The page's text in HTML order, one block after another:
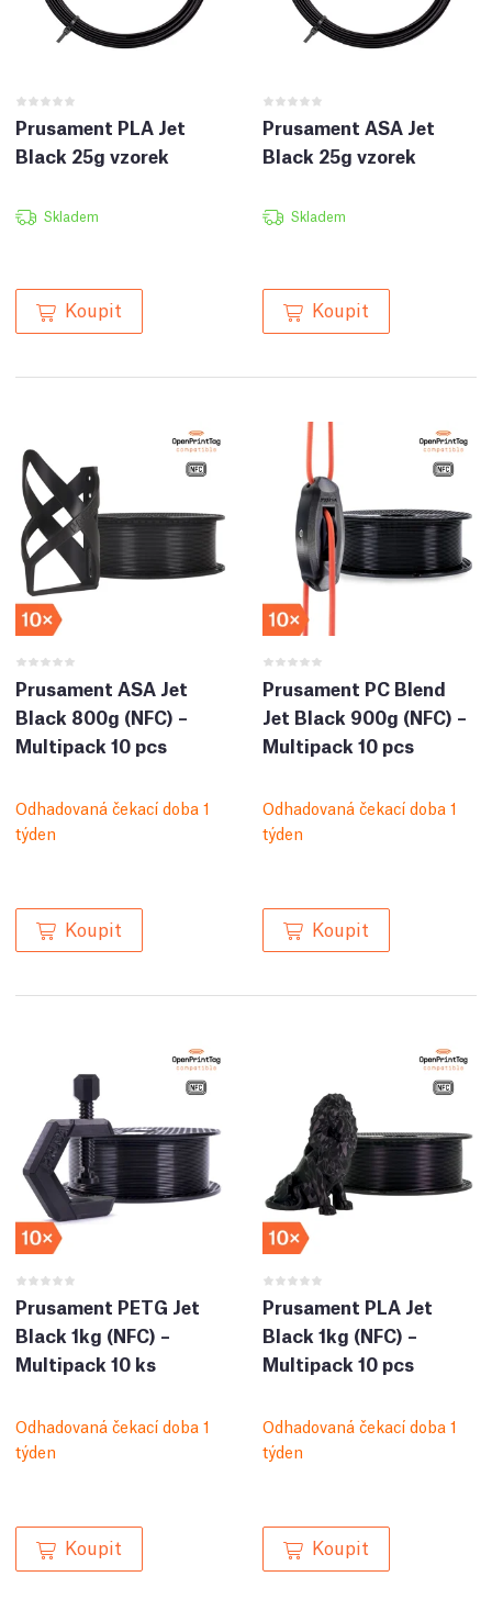
Prusament PLA Jet
Black 25g vzorek
Skladem
Koupit
Prusament ASA Jet
Black 25g vzorek
Skladem
Koupit
Prusament ASA Jet
Black 800g (NFC) –
Multipack 10 pcs
Odhadovaná čekací doba 1
týden
Koupit
Prusament PC Blend
Jet Black 900g (NFC) –
Multipack 10 pcs
Odhadovaná čekací doba 1
týden
Koupit
Prusament PETG Jet
Black 1kg (NFC) –
Multipack 10 ks
Odhadovaná čekací doba 1
týden
Koupit
Prusament PLA Jet
Black 1kg (NFC) –
Multipack 10 pcs
Odhadovaná čekací doba 1
týden
Koupit